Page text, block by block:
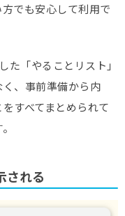
でも安心して利用で
「やることリスト」
、事前準備から内
すべてまとめられて
される